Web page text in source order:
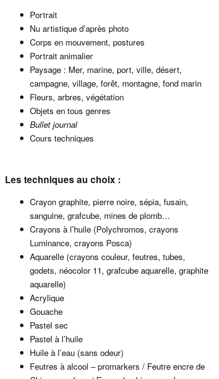
Portrait
Nu artistique d’après photo
Corps en mouvement, postures
Portrait animalier
Paysage : Mer, marine, port, ville, désert,
campagne, village, forêt, montagne, fond marin
Fleurs, arbres, végétation
Objets en tous genres
Bullet journal
Cours techniques
Les techniques au choix :
Crayon graphite, pierre noire, sépia, fusain,
sanguine, grafcube, mines de plomb…
Crayons à l’huile (Polychromos, crayons
Luminance, crayons Posca)
Aquarelle (crayons couleur, feutres, tubes,
godets, néocolor 11, grafcube aquarelle, graphite
aquarelle)
Acrylique
Gouache
Pastel sec
Pastel à l’huile
Huile à l’eau (sans odeur)
Feutres à alcool – promarkers / Feutre encre de